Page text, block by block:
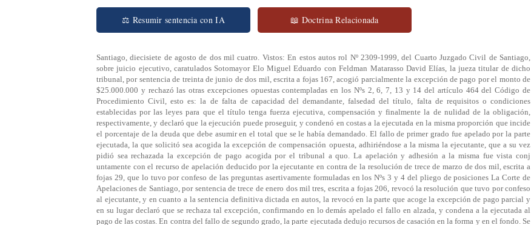
⚖ Resumir sentencia con IA 📖 Doctrina Relacionada
Santiago, diecisiete de agosto de dos mil cuatro. Vistos: En estos autos rol Nº 2309-1999, del Cuarto Juzgado Civil de Santiago,
sobre juicio ejecutivo, caratulados Sotomayor Elo Miguel Eduardo con Feldman Matarasso David Elías, la jueza titular de dicho
tribunal, por sentencia de treinta de junio de dos mil, escrita a fojas 167, acogió parcialmente la excepción de pago por el monto de
$25.000.000 y rechazó las otras excepciones opuestas contempladas en los Nºs 2, 6, 7, 13 y 14 del artículo 464 del Código de
Procedimiento Civil, esto es: la de falta de capacidad del demandante, falsedad del título, falta de requisitos o condiciones
establecidas por las leyes para que el título tenga fuerza ejecutiva, compensación y finalmente la de nulidad de la obligación,
respectivamente, y declaró que la ejecución puede proseguir, y condenó en costas a la ejecutada en la misma proporción que incide
el porcentaje de la deuda que debe asumir en el total que se le había demandado. El fallo de primer grado fue apelado por la parte
ejecutada, la que solicitó sea acogida la excepción de compensación opuesta, adhiriéndose a la misma la ejecutante, que a su vez
pidió sea rechazada la excepción de pago acogida por el tribunal a quo. La apelación y adhesión a la misma fue vista conj
untamente con el recurso de apelación deducido por la ejecutante en contra de la resolución de trece de marzo de dos mil, escrita a
fojas 29, que lo tuvo por confeso de las preguntas asertivamente formuladas en los Nºs 3 y 4 del pliego de posiciones La Corte de
Apelaciones de Santiago, por sentencia de trece de enero dos mil tres, escrita a fojas 206, revocó la resolución que tuvo por confeso
al ejecutante, y en cuanto a la sentencia definitiva dictada en autos, la revocó en la parte que acoge la excepción de pago parcial y
en su lugar declaró que se rechaza tal excepción, confirmando en lo demás apelado el fallo en alzada, y condena a la ejecutada al
pago de las costas. En contra del fallo de segundo grado, la parte ejecutada dedujo recursos de casación en la forma y en el fondo. Se